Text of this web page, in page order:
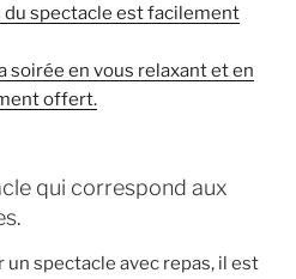
du spectacle est facilement
soirée en vous relaxant et en
offert.
qui correspond aux
spectacle avec repas, il est